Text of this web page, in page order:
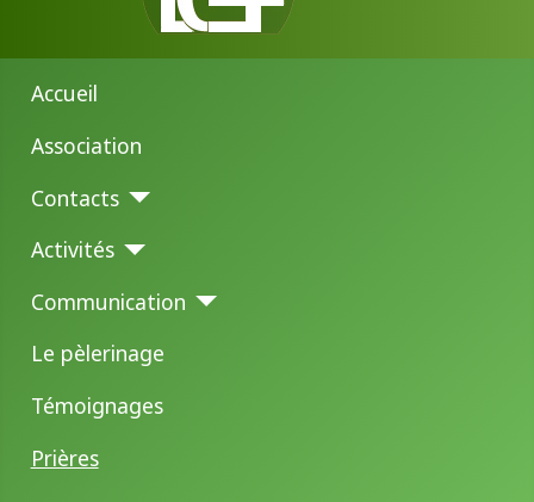
Accueil
Association
Contacts
Activités
Communication
Le pèlerinage
Témoignages
Prières